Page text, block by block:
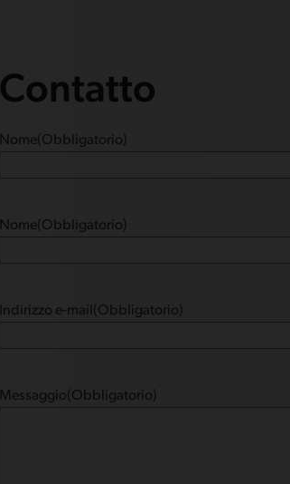
Contatto
Nome (Obbligatorio)
Nome (Obbligatorio)
Indirizzo e-mail (Obbligatorio)
Messaggio (Obbligatorio)